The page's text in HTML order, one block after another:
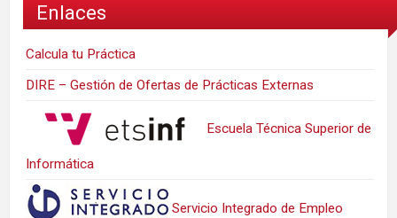
Enlaces
Calcula tu Práctica
DIRE – Gestión de Ofertas de Prácticas Externas
Escuela Técnica Superior de
Informática
Servicio Integrado de Empleo